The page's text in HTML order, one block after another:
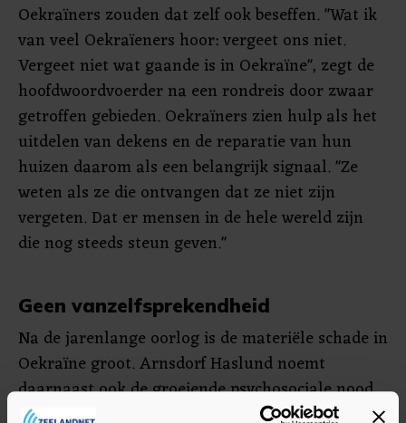
Oekraïners zouden dat zelf ook beseffen. "Wat ik
van veel Oekraïeners hoor: vergeet ons niet.
Vergeet niet wat gaande is in Oekraïne", zegt de
hoofdwoordvoerder na een rondreis door zwaar
getroffen gebieden. Oekraïners zien hulp als het
uitdelen van dekens en de reparatie van hun
huizen daarom als een belangrijk signaal. "Ze
weten als ze die ontvangen dat ze niet zijn
vergeten. Dat er mensen in de hele wereld zijn
die nog steeds steun geven."
Geen vanzelfsprekendheid
Na de jarenlange oorlog is de materiële schade in
Oekraïne groot. Arnsdorf Haslund noemt
daarnaast ook de groeiende psychosociale nood
onder de bevolking als een punt van zorg. "Veel